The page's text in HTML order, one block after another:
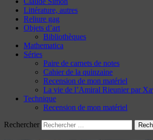
Littérature, autres
Reliure gag
Objets d’art
Bibliothèques
Mathematica
Séries
Paire de carnets de notes
Cahier de la quinzaine
Recension de mon matériel
La vie de l’Amiral Rieunier par
Technique
Recension de mon matériel
Rechercher